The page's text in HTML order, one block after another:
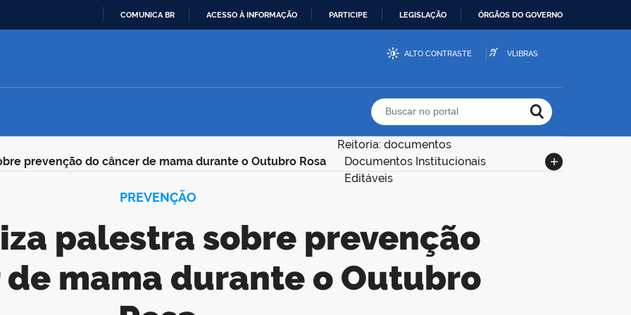
CONTEÚDO
COMUNICA BR ACESSO À INFORMAÇÃO PARTICIPE LEGISLAÇÃO ÓRGÃOS DO GOVERNO
ALTO CONTRASTE VLIBRAS
Buscar no portal
prevenção do câncer de mama durante o Outubro Rosa
Reitoria: documentos
Documentos Institucionais
Editáveis
PREVENÇÃO
mama durante o Outubro